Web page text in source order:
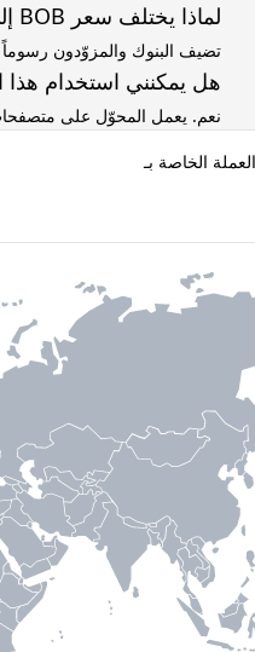
لماذا يختلف سعر BOB إلى XCD عن سعر البنك؟
تضيف البنوك والمزوّدون
هل يمكنني استخدام
نعم. يعمل المحوّل على
الخاصة بـ